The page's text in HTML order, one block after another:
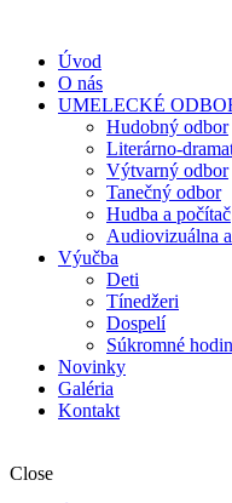
Úvod
O nás
UMELECKÉ
Hudobný odbor
Literárno-
Výtvarný odbor
Tanečný odbor
Hudba a počítač
Audiovizuálna
Výučba
Deti
Tínedžeri
Dospelí
Súkromné
Novinky
Galéria
Kontakt
Close